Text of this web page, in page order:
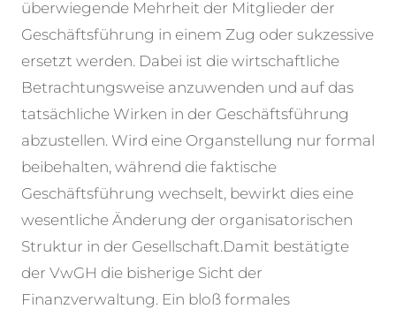
überwiegende Mehrheit der Mitglieder der
Geschäftsführung in einem Zug oder sukzessive
ersetzt werden. Dabei ist die wirtschaftliche
Betrachtungsweise anzuwenden und auf das
tatsächliche Wirken in der Geschäftsführung
abzustellen. Wird eine Organstellung nur formal
beibehalten, während die faktische
Geschäftsführung wechselt, bewirkt dies eine
wesentliche Änderung der organisatorischen
Struktur in der Gesellschaft.Damit bestätigte
der VwGH die bisherige Sicht der
Finanzverwaltung. Ein bloß formales